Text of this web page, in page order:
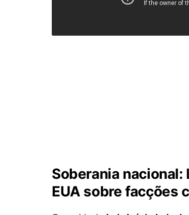
Soberania
EUA sobre facções